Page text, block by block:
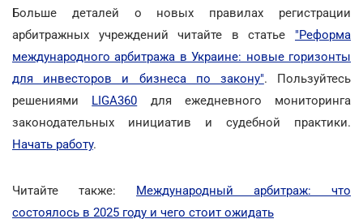
Больше деталей о новых правилах регистрации
арбитражных учреждений читайте в статье "Реформа
международного арбитража в Украине: новые горизонты
для инвесторов и бизнеса по закону". Пользуйтесь
решениями LIGA360 для ежедневного мониторинга
законодательных инициатив и судебной практики.
Начать работу.
Читайте также:
Международный арбитраж: что
состоялось в 2025 году и чего стоит ожидать